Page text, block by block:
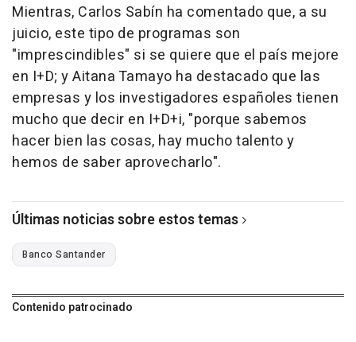
Mientras, Carlos Sabín ha comentado que, a su
juicio, este tipo de programas son
"imprescindibles" si se quiere que el país mejore
en I+D; y Aitana Tamayo ha destacado que las
empresas y los investigadores españoles tienen
mucho que decir en I+D+i, "porque sabemos
hacer bien las cosas, hay mucho talento y
hemos de saber aprovecharlo".
Últimas noticias sobre estos temas
Banco Santander
Contenido patrocinado